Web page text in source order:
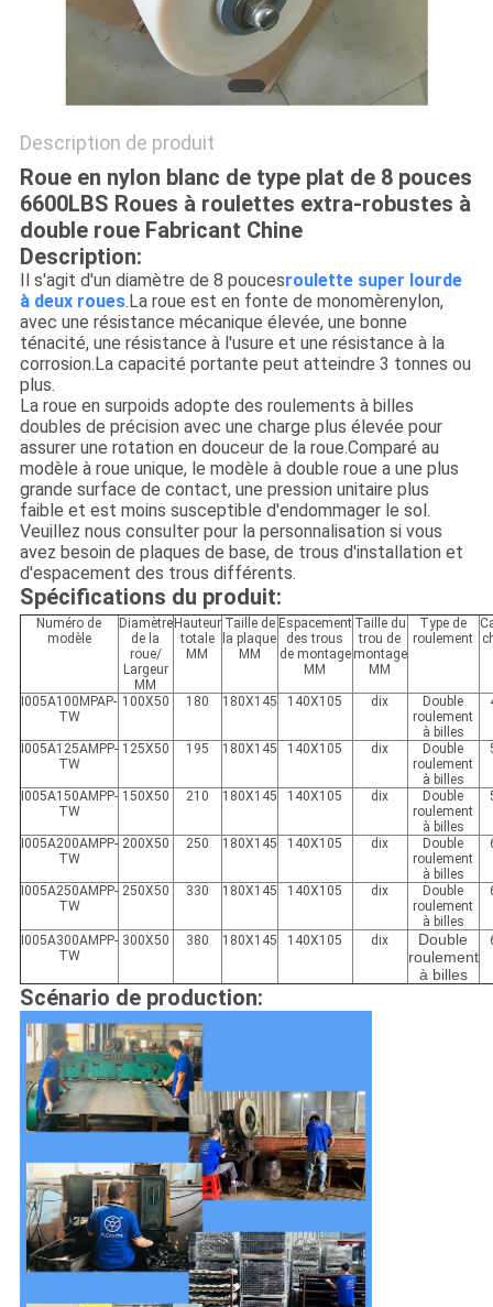
PRIVACY
Description de produit
Roue en nylon blanc de type plat de 8 pouces
6600LBS Roues à roulettes extra-robustes à
double roue Fabricant Chine
Description:
Il s'agit d'un diamètre de 8 poucesroulette super lourde
à deux roues.La roue est en fonte de monomèrenylon,
avec une résistance mécanique élevée, une bonne
ténacité, une résistance à l'usure et une résistance à la
corrosion.La capacité portante peut atteindre 3 tonnes ou
plus.
La roue en surpoids adopte des roulements à billes
doubles de précision avec une charge plus élevée pour
assurer une rotation en douceur de la roue.Comparé au
modèle à roue unique, le modèle à double roue a une plus
grande surface de contact, une pression unitaire plus
faible et est moins susceptible d'endommager le sol.
Veuillez nous consulter pour la personnalisation si vous
avez besoin de plaques de base, de trous d'installation et
d'espacement des trous différents.
Spécifications du produit:
Numéro de
modèle
Diamètre
de la
roue/
Largeur
MM
Hauteur
totale
MM
Taille de
la plaque
MM
Espacement
des trous
de montage
MM
Taille du
trou de
montage
MM
Type de
roulement
I005A100MPAP-
TW
100X50 180 180X145 140X105 dix
Double
roulement
à billes
I005A125AMPP-
TW
125X50 195 180X145 140X105 dix
Double
roulement
à billes
I005A150AMPP-
TW
150X50 210 180X145 140X105 dix
Double
roulement
à billes
I005A200AMPP-
TW
200X50 250 180X145 140X105 dix
Double
roulement
à billes
I005A250AMPP-
TW
250X50 330 180X145 140X105 dix
Double
roulement
à billes
I005A300AMPP-
TW
300X50 380 180X145 140X105 dix
Double
roulement
à billes
Scénario de production: